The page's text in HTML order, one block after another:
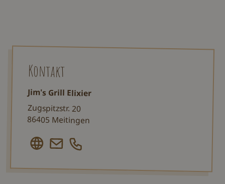
Kontakt
Jim's Grill Elixier
Zugspitzstr. 20
86405 Meitingen